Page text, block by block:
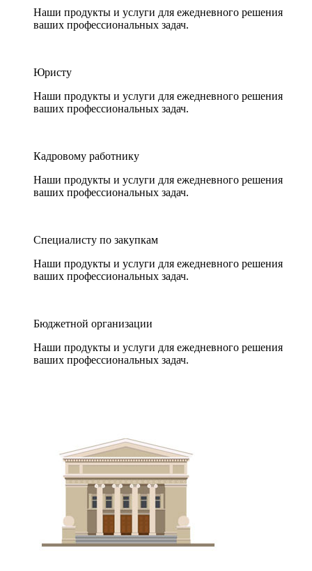
Наши продукты и услуги для ежедневного решения
ваших профессиональных задач.
Юристу
Наши продукты и услуги для ежедневного решения
ваших профессиональных задач.
Кадровому работнику
Наши продукты и услуги для ежедневного решения
ваших профессиональных задач.
Специалисту по закупкам
Наши продукты и услуги для ежедневного решения
ваших профессиональных задач.
Бюджетной организации
Наши продукты и услуги для ежедневного решения
ваших профессиональных задач.